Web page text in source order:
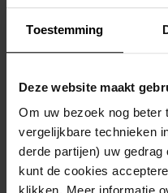
Toestemming
Deze website maakt
Om uw bezoek nog beter
vergelijkbare technieken
derde partijen) uw
kunt de cookies
1859
waaronder de banne
1859 fungeerde in
plaatselijk
landrijken, dat voor
gereglementeerd
voornamelijk het
en het innen van de